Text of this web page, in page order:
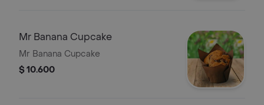
Mr Banana Cupcake
Mr Banana Cupcake
$ 10.600